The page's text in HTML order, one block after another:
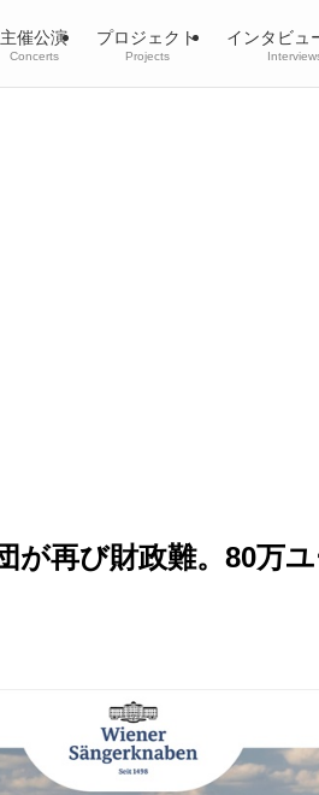
主催公演
Concerts
プロジェクト
Projects
インタビュ
が再び財政難。80万